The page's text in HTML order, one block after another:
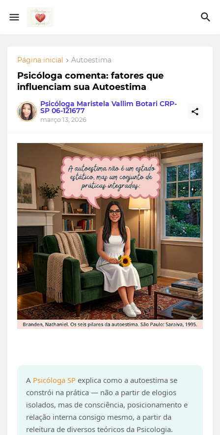
Página inicial Autoestima
Psicóloga comenta: fatores que
influenciam sua Autoestima
Psicóloga Maristela Vallim Botari CRP-
SP 06-121677
março 13, 2026
A Psicóloga SP explica como a autoestima se
constrói na prática — não a partir de elogios
isolados, mas de consciência, posicionamento e
relação interna consigo mesmo, a partir da
releitura de diversos teóricos da Psicologia.